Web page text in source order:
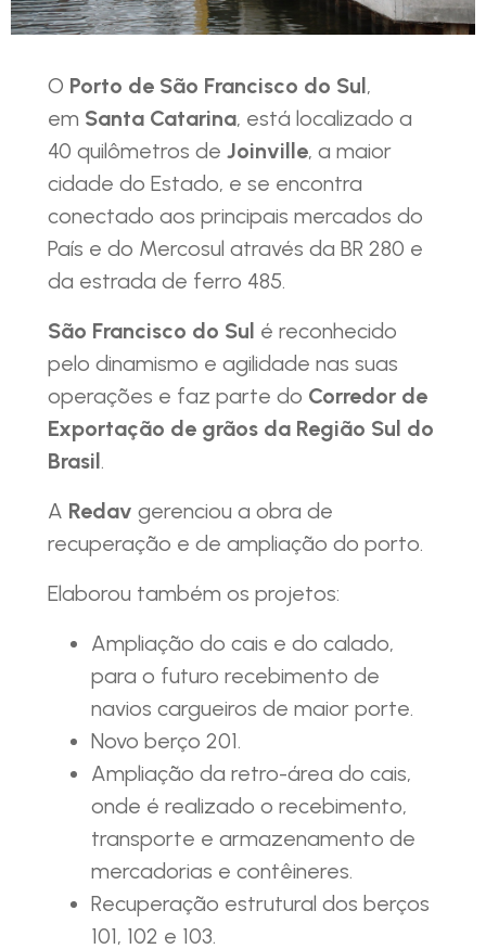
O Porto de São Francisco do Sul,
em Santa Catarina, está localizado a
40 quilômetros deJoinville, a maior
cidade do Estado, e se encontra
conectado aos principais mercados do
País e do Mercosul através da BR 280 e
da estrada de ferro 485.
São Francisco do Sul é reconhecido
pelo dinamismo e agilidade nas suas
operações e faz parte do Corredor de
Exportação de grãos da Região Sul do
Brasil.
A Redav gerenciou a obra de
recuperação e de ampliação do porto.
Elaborou também os projetos:
Ampliação do cais e do calado,
para o futuro recebimento de
navios cargueiros de maior porte.
Novo berço 201.
Ampliação da retro-área do cais,
onde é realizado o recebimento,
transporte e armazenamento de
mercadorias e contêineres.
Recuperação estrutural dos berços
101, 102 e 103.